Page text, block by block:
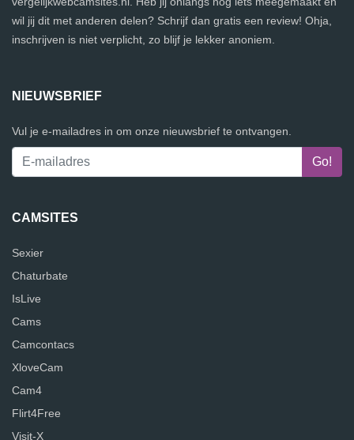
wil jij dit met anderen delen? Schrijf dan gratis een review! Ohja,
inschrijven is niet verplicht, zo blijf je lekker anoniem.
NIEUWSBRIEF
Vul je e-mailadres in om onze nieuwsbrief te ontvangen.
CAMSITES
Sexier
Chaturbate
IsLive
Cams
Camcontacs
XloveCam
Cam4
Flirt4Free
Visit-X